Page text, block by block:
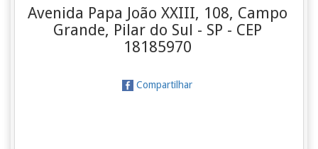
Avenida Papa João XXIII, 108, Campo
Grande, Pilar do Sul - SP - CEP
18185970
Compartilhar